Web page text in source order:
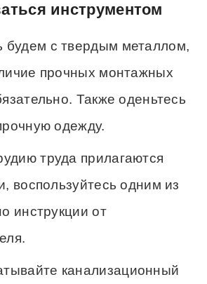
инструментом
будем с твердым металлом,
прочных монтажных
Также оденьтесь
одежду.
труда прилагаются
воспользуйтесь одним из
инструкции от
канализационный